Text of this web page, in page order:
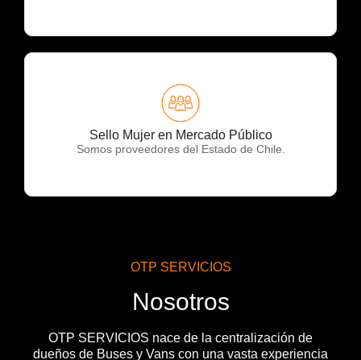
Sello Mujer en Mercado Público
Somos proveedores del Estado de Chile.
OTP Servicios
OTP SERVICIOS
Nosotros
OTP SERVICIOS nace de la centralización de
dueños de Buses y Vans con una vasta experiencia